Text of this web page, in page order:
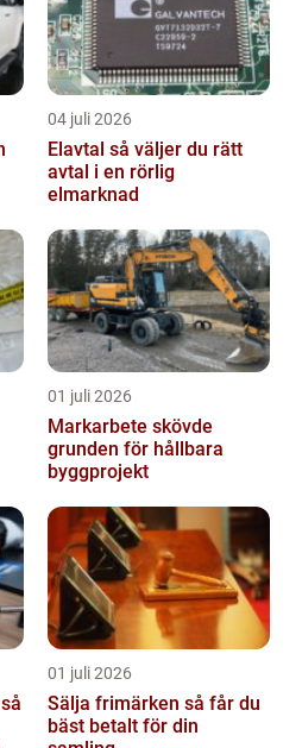
04 juli 2026
Elavtal så väljer du rätt
avtal i en rörlig
elmarknad
01 juli 2026
Markarbete skövde
grunden för hållbara
byggprojekt
01 juli 2026
Sälja frimärken så får du
bäst betalt för din